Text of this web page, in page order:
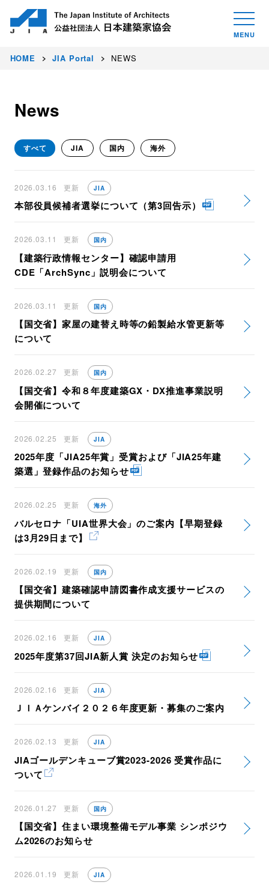
HOME JIA Portal NEWS
News
すべて JIA 国内 海外
2026.03.16 更新 JIA
本部役員候補者選挙について（第3回告示）
2026.03.11 更新 国内
【建築行政情報センター】確認申請用
CDE「ArchSync」説明会について
2026.03.11 更新 国内
【国交省】家屋の建替え時等の鉛製給水管更新等
について
2026.02.27 更新 国内
【国交省】令和８年度建築GX・DX推進事業説明
会開催について
2026.02.25 更新 JIA
2025年度「JIA25年賞」受賞および「JIA25年建
築選」登録作品のお知らせ
2026.02.25 更新 海外
バルセロナ「UIA世界大会」のご案内【早期登録
は3月29日まで】
2026.02.19 更新 国内
【国交省】建築確認申請図書作成支援サービスの
提供期間について
2026.02.16 更新 JIA
2025年度第37回JIA新人賞 決定のお知らせ
2026.02.16 更新 JIA
ＪＩＡケンバイ２０２６年度更新・募集のご案内
2026.02.13 更新 JIA
JIAゴールデンキューブ賞2023-2026 受賞作品に
ついて
2026.01.27 更新 国内
【国交省】住まい環境整備モデル事業 シンポジウ
ム2026のお知らせ
2026.01.19 更新 JIA